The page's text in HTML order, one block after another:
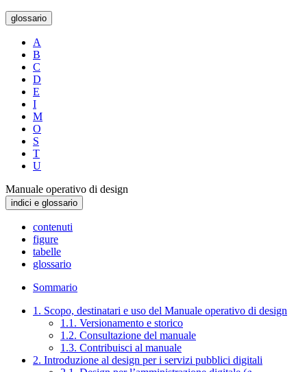
glossario
A
B
C
D
E
I
M
O
S
T
U
Manuale operativo di design
indici e glossario
contenuti
figure
tabelle
glossario
Sommario
1. Scopo, destinatari e uso del Manuale operativo di design
1.1. Versionamento e storico
1.2. Consultazione del manuale
1.3. Contribuisci al manuale
2. Introduzione al design per i servizi pubblici digitali